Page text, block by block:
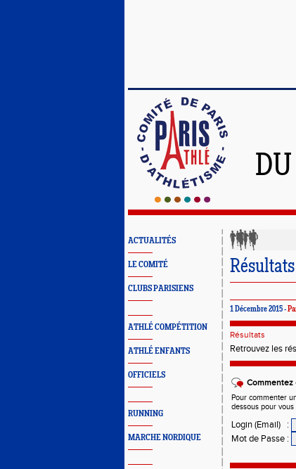
ACTUALITÉS
LE COMITÉ
CLUBS PARISIENS
ATHLÉ COMPÉTITION
ATHLÉ ENFANTS
OFFICIELS
RUNNING
MARCHE NORDIQUE
1 Décembre 2015 -
Résultats
Retrouvez les
Commentez
Pour commenter
dessous pour
Login (Email)
:
Mot de Passe :